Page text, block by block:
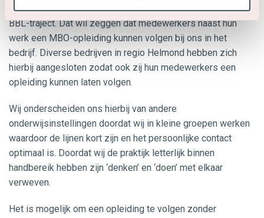
Huijbregts Groep de opleiding Procesoperator aan in een
BBL-traject. Dat wil zeggen dat medewerkers naast hun
werk een MBO-opleiding kunnen volgen bij ons in het
bedrijf. Diverse bedrijven in regio Helmond hebben zich
hierbij aangesloten zodat ook zij hun medewerkers een
opleiding kunnen laten volgen.
Wij onderscheiden ons hierbij van andere
onderwijsinstellingen doordat wij in kleine groepen werken
waardoor de lijnen kort zijn en het persoonlijke contact
optimaal is. Doordat wij de praktijk letterlijk binnen
handbereik hebben zijn ‘denken’ en ‘doen’ met elkaar
verweven.
Het is mogelijk om een opleiding te volgen zonder